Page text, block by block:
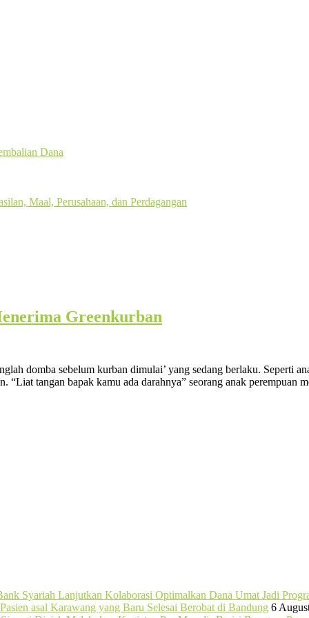
Dana
Maal, Perusahaan, dan Perdagangan
Greenkurban
domba sebelum kurban dimulai’ yang sedang berlaku. Seperti
tangan bapak kamu ada darahnya” seorang anak perempuan
Syariah Lanjutkan Kolaborasi Optimalkan Dana Umat Jadi
asal Karawang yang Baru Selesai Berobat di Bandung 6